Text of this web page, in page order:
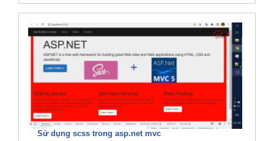
Sử dụng scss trong asp.net mvc